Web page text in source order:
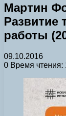
Мартин
Развитие
работы
09.10.2016
0 Время чтения: